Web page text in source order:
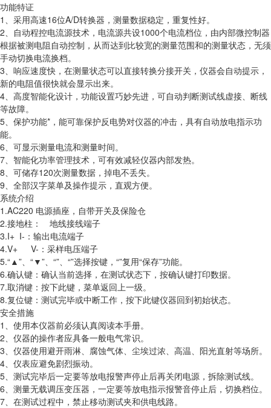
功能特证
1、采用高速16位A/D转换器，测量数据稳定，重复性好。
2、自动程控电流源技术，电流源共设1000个电流档位，由内部微控制器
根据被测电阻自动控制，从而达到比较宽的测量范围和的测量状态，无须
手动切换电流换档。
3、响应速度快，在测量状态可以直接转换分接开关，仪器会自动提示，
新的电阻值很快就会显示出来。
4、高度智能化设计，功能设置巧妙先进，可自动判断测试线虚接、断线
等故障。
5、保护功能*，能可靠保护反电势对仪器的冲击，具有自动放电指示功
能。
6、可显示测量电流和测量时间。
7、智能化功率管理技术，可有效减轻仪器内部发热。
8、可储存120次测量数据，掉电不丢失。
9、全部汉字菜单及操作提示，直观方便。
系统介绍
1.AC220 电源插座，自带开关及保险仓
2.接地柱： 地线接线端子
3.I+ I-：输出电流端子
4.V+ V-：采样电压端子
5.“▲”、“▼”、“”、“”选择按键，“”复用“保存”功能。
6.确认键：确认当前选择，在测试状态下，按确认键打印数据。
7.取消键：按下此键，菜单返回上一级。
8.复位键：测试完毕或中断工作，按下此键仪器回到初始状态。
安全措施
1、使用本仪器前必须认真阅读本手册。
2、仪器的操作者应具备一般电气常识。
3、仪器使用避开雨淋、腐蚀气体、尘埃过浓、高温、阳光直射等场所。
4、仪表应避免剧烈振动。
5、测试完毕后一定要等放电报警声停止后再关闭电源，拆除测试线。
6、测量无载调压变压器，一定要等放电指示报警音停止后，切换档位。
7、在测试过程中，禁止移动测试夹和供电线路。